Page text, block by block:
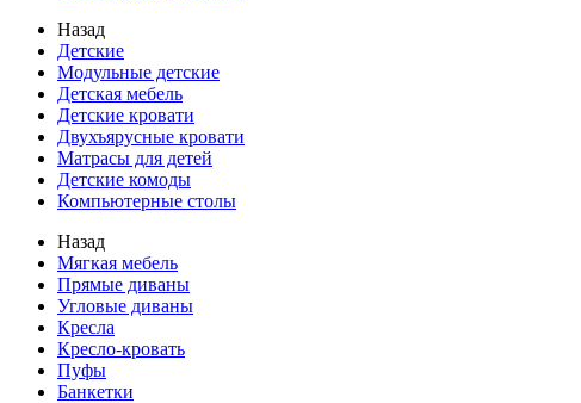
Назад
Детские
Модульные детские
Детская мебель
Детские кровати
Двухъярусные кровати
Матрасы для детей
Детские комоды
Компьютерные столы
Назад
Мягкая мебель
Прямые диваны
Угловые диваны
Кресла
Кресло-кровать
Пуфы
Банкетки